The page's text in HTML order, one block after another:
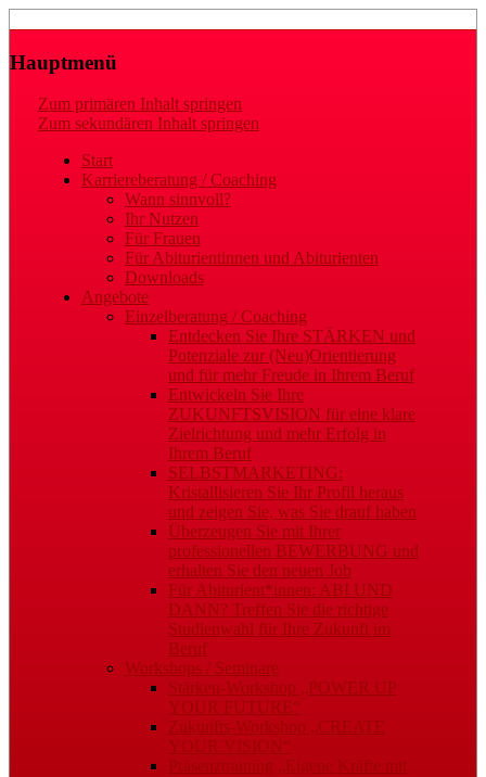
Gaby Regler
Hauptmenü
Zum primären Inhalt springen
Zum sekundären Inhalt springen
Start
Karriereberatung / Coaching
Wann sinnvoll?
Ihr Nutzen
Für Frauen
Für Abiturientinnen und Abiturienten
Downloads
Angebote
Einzelberatung / Coaching
Entdecken Sie Ihre STÄRKEN und
Potenziale zur (Neu)Orientierung
und für mehr Freude in Ihrem Beruf
Entwickeln Sie Ihre
ZUKUNFTSVISION für eine klare
Zielrichtung und mehr Erfolg in
Ihrem Beruf
SELBSTMARKETING:
Kristallisieren Sie Ihr Profil heraus
und zeigen Sie, was Sie drauf haben
Überzeugen Sie mit Ihrer
professionellen BEWERBUNG und
erhalten Sie den neuen Job
Für Abiturient*innen: ABI UND
DANN? Treffen Sie die richtige
Studienwahl für Ihre Zukunft im
Beruf
Workshops / Seminare
Stärken-Workshop „POWER UP
YOUR FUTURE“
Zukunfts-Workshop „CREATE
YOUR VISION“
Präsenztraining „Eigene Kräfte mit